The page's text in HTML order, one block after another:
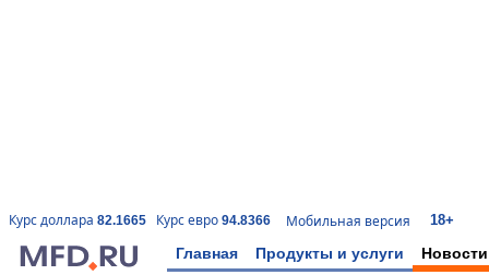
Курс доллара 82.1665 Курс евро 94.8366 Мобильная версия 18+
Главная Продукты и услуги Новости